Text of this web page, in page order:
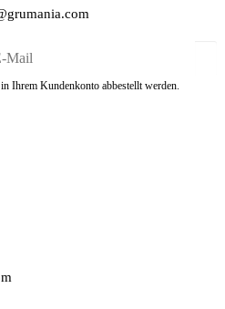
Ihrem Kundenkonto abbestellt werden.